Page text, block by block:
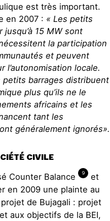
est très important.
en 2007 : « Les petits
15 MW sont
la participation
et peuvent
locale.
petits barrages distribuent
plus qu’ils ne le
africains et les
tant les
généralement ignorés».
CIVILE
Counter Balance 9
et
en 2009 une plainte au
de Bujagali : projet
aux objectifs de la BEI,